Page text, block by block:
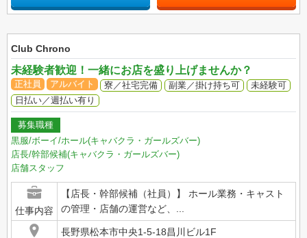
Club Chrono
未経験者歓迎！一緒にお店を盛り上げませんか？
正社員 アルバイト 寮／社宅完備 副業／掛け持ち可
未経験可
日払い／週払い有り
募集職種
黒服/ボーイ/ホール(キャバクラ・ガールズバー)
店長/幹部候補(キャバクラ・ガールズバー)
店舗スタッフ
仕事内容
【店長・幹部候補（社員）】 ホール業務・キャスト
の管理・店舗の運営など、...
長野県松本市中央1-5-18昌川ビル1F